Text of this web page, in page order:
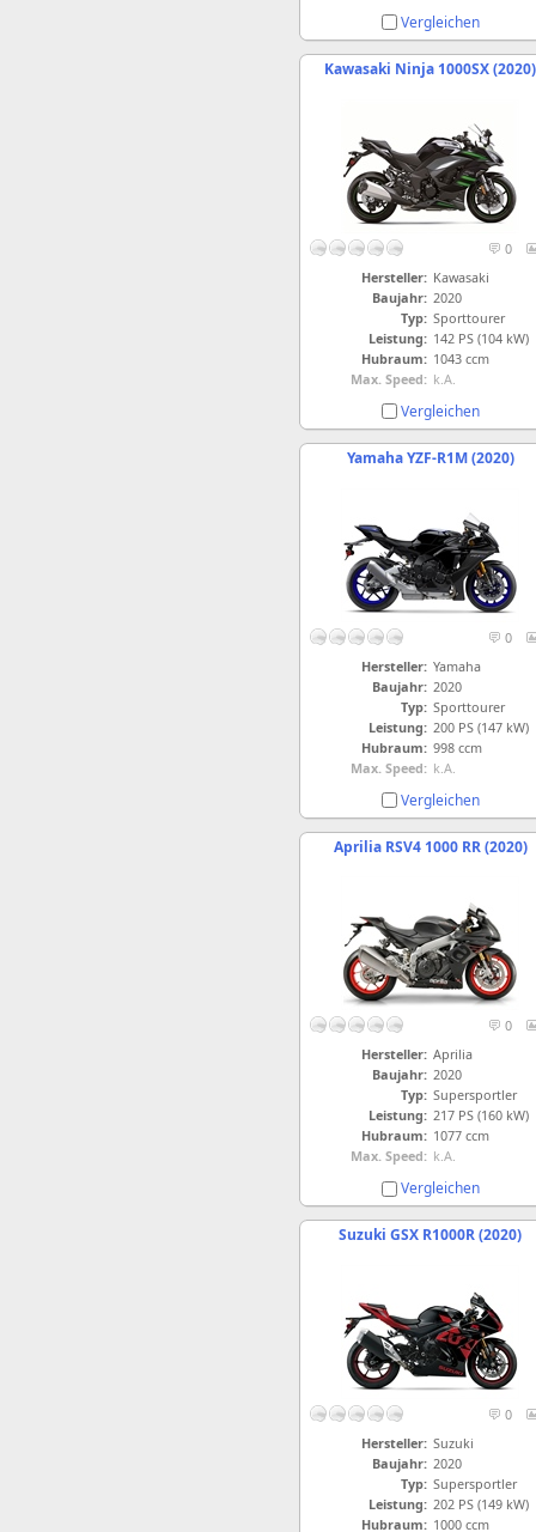
Vergleichen
Kawasaki Ninja 1000SX (2020)
0
Hersteller: Kawasaki
Baujahr: 2020
Typ: Sporttourer
Leistung: 142 PS (104 kW)
Hubraum: 1043 ccm
Max. Speed: k.A.
Vergleichen
Yamaha YZF-R1M (2020)
0
Hersteller: Yamaha
Baujahr: 2020
Typ: Sporttourer
Leistung: 200 PS (147 kW)
Hubraum: 998 ccm
Max. Speed: k.A.
Vergleichen
Aprilia RSV4 1000 RR (2020)
0
Hersteller: Aprilia
Baujahr: 2020
Typ: Supersportler
Leistung: 217 PS (160 kW)
Hubraum: 1077 ccm
Max. Speed: k.A.
Vergleichen
Suzuki GSX R1000R (2020)
0
Hersteller: Suzuki
Baujahr: 2020
Typ: Supersportler
Leistung: 202 PS (149 kW)
Hubraum: 1000 ccm